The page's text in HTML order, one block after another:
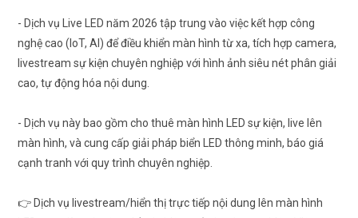
- Dịch vụ Live LED năm 2026 tập trung vào việc kết hợp công
nghệ cao (IoT, AI) để điều khiển màn hình từ xa, tích hợp camera,
livestream sự kiện chuyên nghiệp với hình ảnh siêu nét phân giải
cao, tự động hóa nội dung.
- Dịch vụ này bao gồm cho thuê màn hình LED sự kiện, live lên
màn hình, và cung cấp giải pháp biển LED thông minh, báo giá
cạnh tranh với quy trình chuyên nghiệp.
👉 Dịch vụ livestream/hiển thị trực tiếp nội dung lên màn hình